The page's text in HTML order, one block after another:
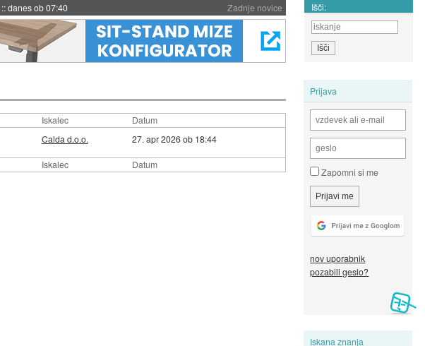
Zadnje novice
::danes ob 07:40 Išči:
Prijava
Zapomni si me
nov uporabnik
pozabili geslo?
Iskana znanja
Iskalec Datum
Iskalec Datum
Calda d.o.o. 27. apr 2026 ob 18:44